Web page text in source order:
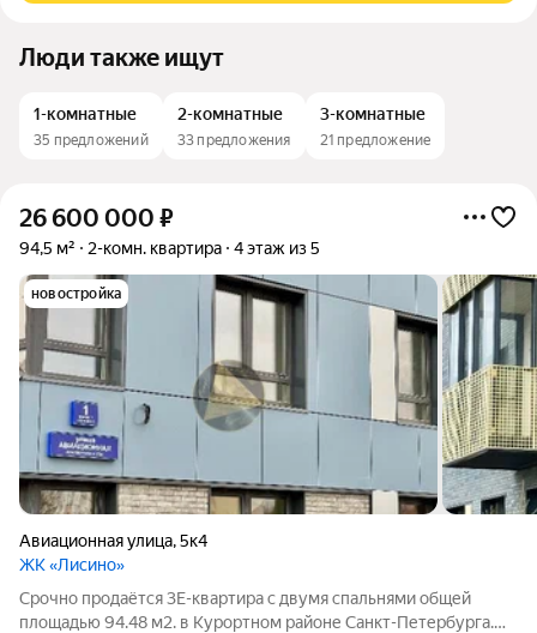
Люди также ищут
1-комнатные
35 предложений
2-комнатные
33 предложения
3-комнатные
21 предложение
26 600 000 ₽
94,5 м² 2-комн. квартира 4 этаж из 5
новостройка
Авиационная улица,5к4
ЖК «Лисино»
Срочно продаётся 3Е-квартира с двумя спальнями общей
площадью 94.48 м2. в Курортном районе Санкт-Петербурга.